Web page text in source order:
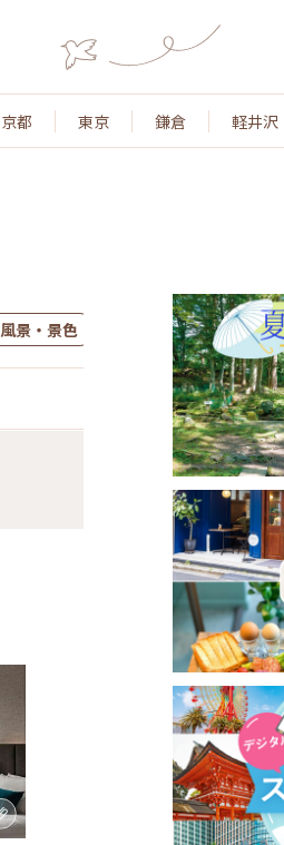
京都 東京 鎌倉 軽井沢
風景・景色 名所・旧跡 温